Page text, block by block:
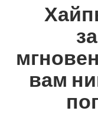
вам